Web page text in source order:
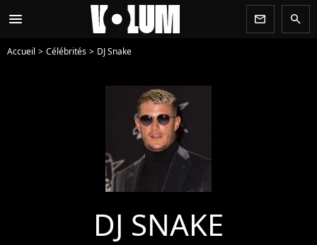
menu newsletter search
Accueil Célébrités DJ Snake
DJ SNAKE